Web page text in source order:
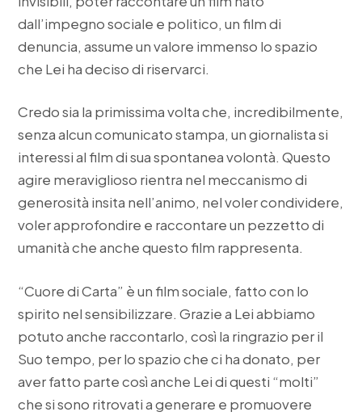
dall’impegno sociale e politico, un film di
denuncia, assume un valore immenso lo spazio
che Lei ha deciso di riservarci.
Credo sia la primissima volta che, incredibilmente,
senza alcun comunicato stampa, un giornalista si
interessi al film di sua spontanea volontà. Questo
agire meraviglioso rientra nel meccanismo di
generosità insita nell’animo, nel voler condividere,
voler approfondire e raccontare un pezzetto di
umanità che anche questo film rappresenta.
“Cuore di Carta” è un film sociale, fatto con lo
spirito nel sensibilizzare. Grazie a Lei abbiamo
potuto anche raccontarlo, così la ringrazio per il
Suo tempo, per lo spazio che ci ha donato, per
aver fatto parte così anche Lei di questi “molti”
che si sono ritrovati a generare e promuovere